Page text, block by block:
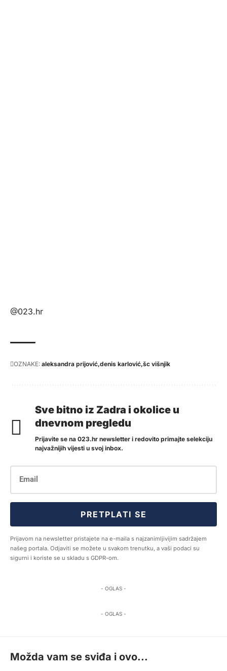
@023.hr
OZNAKE: aleksandra prijović denis karlović šc višnjik
Sve bitno iz Zadra i okolice u
dnevnom pregledu
Prijavite se na 023.hr newsletter i redovito primajte selekciju
najvažnijih vijesti u svoj inbox.
PRETPLATI SE
Prijavom na newsletter pristajete na e-maila s najzanimljivijim sadržajem
našeg portala. Odjaviti se možete u svakom trenutku, a vaši podaci su
sigurni i koriste se u skladu s GDPR-om.
- OGLAS -
- OGLAS -
Možda vam se sviđa i ovo...